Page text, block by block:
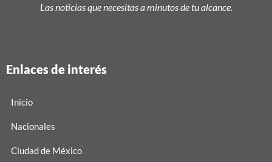
Las noticias que necesitas a minutos de tu alcance.
Enlaces de interés
Inicio
Nacionales
Ciudad de México